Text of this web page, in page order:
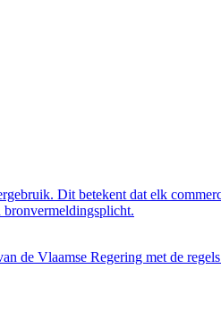
Dit betekent dat elk
bronvermeldingsplicht.
de Vlaamse Regering met de